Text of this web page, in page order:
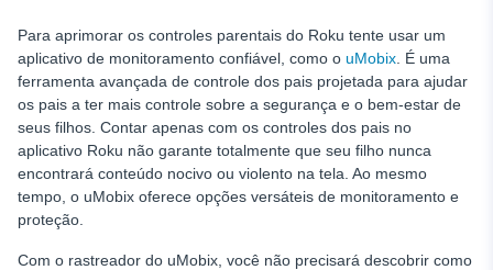
Para aprimorar os controles parentais do Roku tente usar um
aplicativo de monitoramento confiável, como o uMobix . É uma
ferramenta avançada de controle dos pais projetada para ajudar
os pais a ter mais controle sobre a segurança e o bem-estar de
seus filhos. Contar apenas com os controles dos pais no
aplicativo Roku não garante totalmente que seu filho nunca
encontrará conteúdo nocivo ou violento na tela. Ao mesmo
tempo, o uMobix oferece opções versáteis de monitoramento e
proteção.
Com o rastreador do uMobix, você não precisará descobrir como